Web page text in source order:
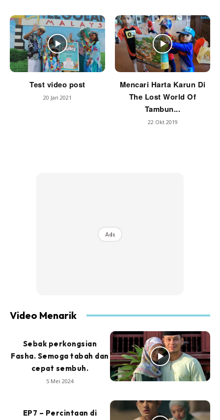
Test video post
20 Jan 2021
Mencari Harta Karun Di
The Lost World Of
Tambun...
22 Okt 2019
Ads
Video Menarik
Sebak perkongsian
Fasha. Semoga tabah dan
cepat sembuh.
5 Mei 2024
EP7 – Percintaan di